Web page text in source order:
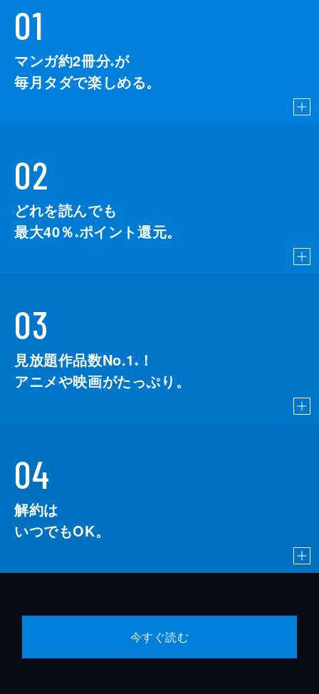
01
マンガ約2冊分※が
毎月タダで楽しめる。
02
どれを読んでも
最大40％ ※ポイント還元。
03
見放題作品数No.1 ※
！
アニメや映画がたっぷり。
04
解約は
いつでもOK。
今すぐ読む